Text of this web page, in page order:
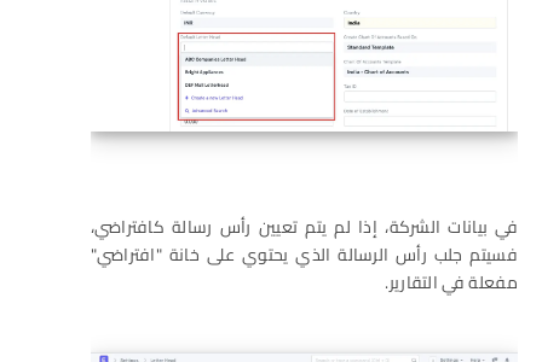
في بيانات الشركة، إذا لم يتم تعيين رأس رسالة كافتراضي،
فسيتم جلب رأس الرسالة الذي يحتوي على خانة "افتراضي"
مفعلة في التقارير.